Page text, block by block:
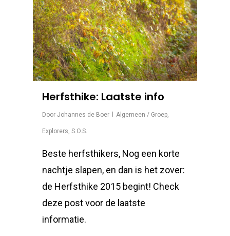
Herfsthike: Laatste info
Door Johannes de Boer Algemeen / Groep
Explorers S.O.S.
Beste herfsthikers, Nog een korte
nachtje slapen, en dan is het zover:
de Herfsthike 2015 begint! Check
deze post voor de laatste
informatie.